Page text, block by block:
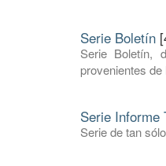
Serie Boletín
Serie Boletín,
provenientes
Serie Informe
Serie de tan